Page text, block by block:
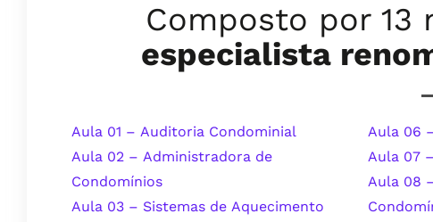
Composto por
especialista
Aula 01 – Auditoria Condominial
Aula 02 – Administradora de
Condomínios
Aula 03 – Sistemas de Aquecimento
Aula 06
Aula 07
Aula 08